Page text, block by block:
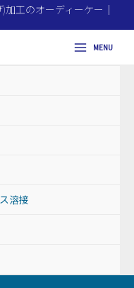
工のオーディーケー｜
MENU
溶接